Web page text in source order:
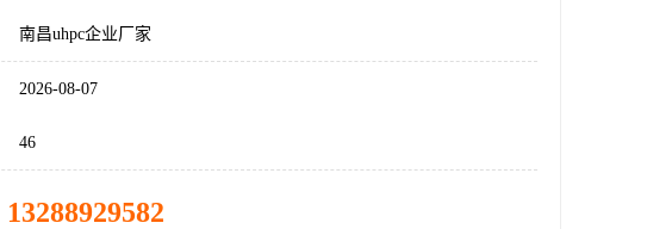
南昌uhpc企业厂家
2026-08-07
46
13288929582